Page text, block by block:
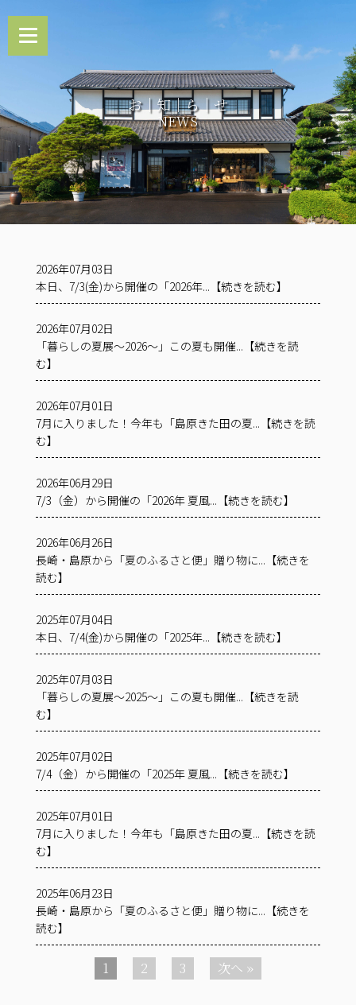
お｜知｜ら｜せ
NEWS
2026年07月03日
本日、7/3(金)から開催の「2026年...【続きを読む】
2026年07月02日
「暮らしの夏展～2026～」この夏も開催...【続きを読
む】
2026年07月01日
7月に入りました！今年も「島原きた田の夏...【続きを読
む】
2026年06月29日
7/3（金）から開催の「2026年 夏風...【続きを読む】
2026年06月26日
長崎・島原から「夏のふるさと便」贈り物に...【続きを
読む】
2025年07月04日
本日、7/4(金)から開催の「2025年...【続きを読む】
2025年07月03日
「暮らしの夏展～2025～」この夏も開催...【続きを読
む】
2025年07月02日
7/4（金）から開催の「2025年 夏風...【続きを読む】
2025年07月01日
7月に入りました！今年も「島原きた田の夏...【続きを読
む】
2025年06月23日
長崎・島原から「夏のふるさと便」贈り物に...【続きを
読む】
1 2 3 次へ »